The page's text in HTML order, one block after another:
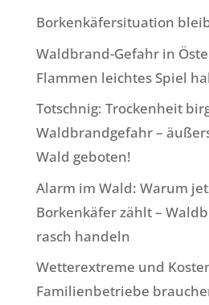
Borkenkäfersituation
Waldbrand-Gefahr in
Flammen leichtes Spiel
Totschnig: Trockenheit
Waldbrandgefahr –
Wald geboten!
Alarm im Wald: Warum
Borkenkäfer zählt –
rasch handeln
Wetterextreme und
Familienbetriebe